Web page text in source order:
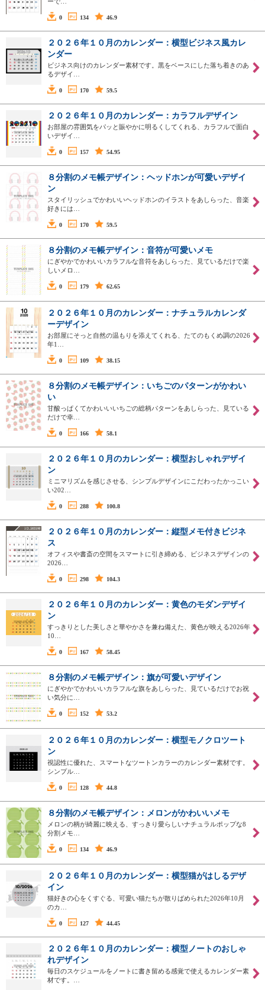
0 134 46.9
２０２６年１０月のカレンダー：横型ビジネス風カレ
ンダー
ビジネス向けのカレンダー素材です。黒をベースにした落ち着きのあ
るデザイ…
0 170 59.5
２０２６年１０月のカレンダー：カラフルデザイン
お部屋の雰囲気をパッと賑やかに明るくしてくれる、カラフルで面白
いデザイ…
0 157 54.95
８分割のメモ帳デザイン：ヘッドホンが可愛いデザイ
ン
スタイリッシュでかわいいヘッドホンのイラストをあしらった、音楽
好きには…
0 170 59.5
８分割のメモ帳デザイン：音符が可愛いメモ
にぎやかでかわいいカラフルな音符をあしらった、見ているだけで楽
しいメロ…
0 179 62.65
２０２６年１０月のカレンダー：ナチュラルカレンダ
ーデザイン
お部屋にそっと自然の温もりを添えてくれる、たてのもくめ調の2026
年1…
0 109 38.15
８分割のメモ帳デザイン：いちごのパターンがかわい
い
甘酸っぱくてかわいいいちごの総柄パターンをあしらった、見ている
だけで幸…
0 166 58.1
２０２６年１０月のカレンダー：横型おしゃれデザイ
ン
ミニマリズムを感じさせる、シンプルデザインにこだわったかっこい
い202…
0 288 100.8
２０２６年１０月のカレンダー：縦型メモ付きビジネ
ス
オフィスや書斎の空間をスマートに引き締める、ビジネスデザインの
2026…
0 298 104.3
２０２６年１０月のカレンダー：黄色のモダンデザイ
ン
すっきりとした美しさと華やかさを兼ね備えた、黄色が映える2026年
10…
0 167 58.45
８分割のメモ帳デザイン：旗が可愛いデザイン
にぎやかでかわいいカラフルな旗をあしらった、見ているだけでお祝
い気分に…
0 152 53.2
２０２６年１０月のカレンダー：横型モノクロツート
ン
視認性に優れた、スマートなツートンカラーのカレンダー素材です。
シンプル…
0 128 44.8
８分割のメモ帳デザイン：メロンがかわいいメモ
メロンの柄が綺麗に映える、すっきり愛らしいナチュラルポップな8
分割メモ…
0 134 46.9
２０２６年１０月のカレンダー：横型猫がはしるデザ
イン
猫好きの心をくすぐる、可愛い猫たちが散りばめられた2026年10月
のカ…
0 127 44.45
２０２６年１０月のカレンダー：横型ノートのおしゃ
れデザイン
毎日のスケジュールをノートに書き留める感覚で使えるカレンダー素
材です。…